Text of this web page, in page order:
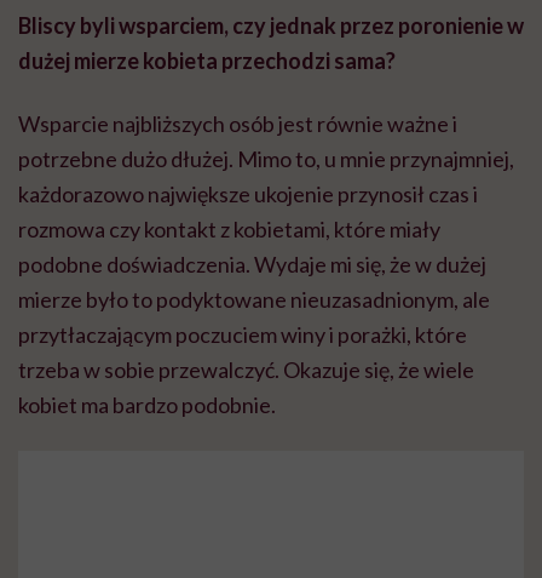
Bliscy byli wsparciem, czy jednak przez poronienie w
dużej mierze kobieta przechodzi sama?
Wsparcie najbliższych osób jest równie ważne i
potrzebne dużo dłużej. Mimo to, u mnie przynajmniej,
każdorazowo największe ukojenie przynosił czas i
rozmowa czy kontakt z kobietami, które miały
podobne doświadczenia. Wydaje mi się, że w dużej
mierze było to podyktowane nieuzasadnionym, ale
przytłaczającym poczuciem winy i porażki, które
trzeba w sobie przewalczyć. Okazuje się, że wiele
kobiet ma bardzo podobnie.